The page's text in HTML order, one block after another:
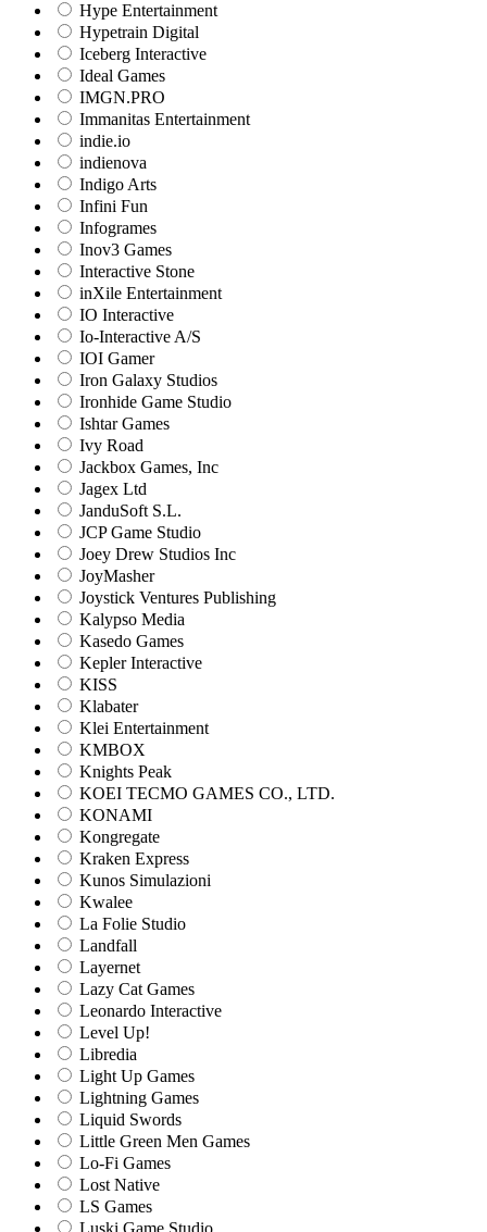
Hype Entertainment
Hypetrain Digital
Iceberg Interactive
Ideal Games
IMGN.PRO
Immanitas Entertainment
indie.io
indienova
Indigo Arts
Infini Fun
Infogrames
Inov3 Games
Interactive Stone
inXile Entertainment
IO Interactive
Io-Interactive A/S
IOI Gamer
Iron Galaxy Studios
Ironhide Game Studio
Ishtar Games
Ivy Road
Jackbox Games, Inc
Jagex Ltd
JanduSoft S.L.
JCP Game Studio
Joey Drew Studios Inc
JoyMasher
Joystick Ventures Publishing
Kalypso Media
Kasedo Games
Kepler Interactive
KISS
Klabater
Klei Entertainment
KMBOX
Knights Peak
KOEI TECMO GAMES CO., LTD.
KONAMI
Kongregate
Kraken Express
Kunos Simulazioni
Kwalee
La Folie Studio
Landfall
Layernet
Lazy Cat Games
Leonardo Interactive
Level Up!
Libredia
Light Up Games
Lightning Games
Liquid Swords
Little Green Men Games
Lo-Fi Games
Lost Native
LS Games